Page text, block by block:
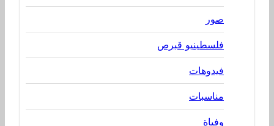
صور
فلسطينيو قبرص
فيدوهات
مناسبات
وفياة